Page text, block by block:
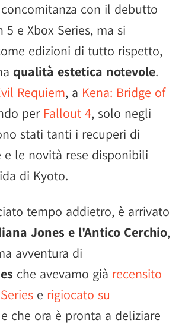
con il debutto
5 e Xbox Series, ma si
edizioni di tutto rispetto,
qualità estetica notevole.
Requiem, a Kena: Bridge of
per Fallout 4, solo negli
stati tanti i recuperi di
e le novità rese disponibili
di Kyoto.
tempo addietro, è arrivato
Jones e l'Antico Cerchio,
avventura di
che avevamo già recensito
e rigiocato su
e che ora è pronta a deliziare